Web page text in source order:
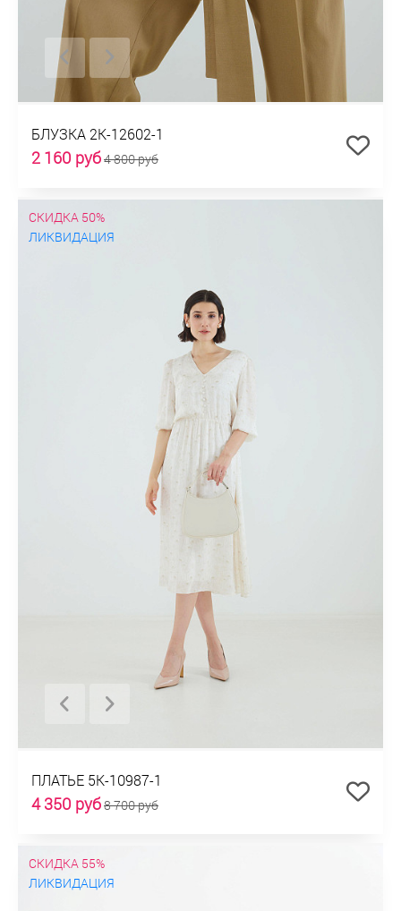
БЛУЗКА 2К-12602-1
2 160 руб4 800 руб
СКИДКА 50%
ЛИКВИДАЦИЯ
ПЛАТЬЕ 5К-10987-1
4 350 руб8 700 руб
СКИДКА 55%
ЛИКВИДАЦИЯ